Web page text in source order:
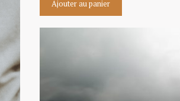
Ajouter au panier